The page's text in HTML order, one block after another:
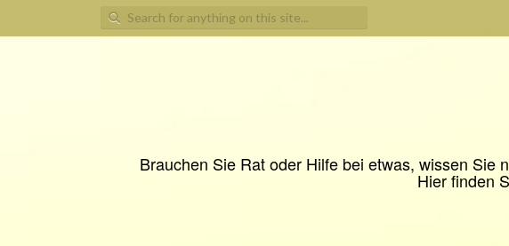
Search
for:
Brauchen Sie Rat oder Hilfe bei etwas, wissen Sie
Hier finden